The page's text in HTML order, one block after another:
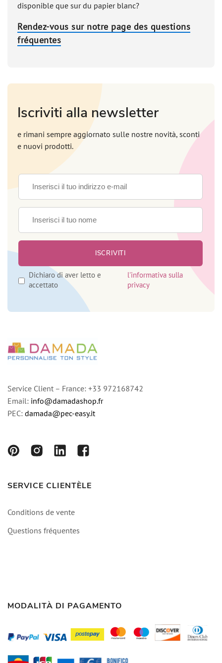
disponible que sur du papier blanc?
Rendez-vous sur notre page des questions
fréquentes
Iscriviti alla newsletter
e rimani sempre aggiornato sulle nostre novità, sconti
e nuovi prodotti.
Dichiaro di aver letto e
accettato
l'informativa sulla
privacy
Service Client – France: +33 972168742
Email: info@damadashop.fr
PEC: damada@pec-easy.it
SERVICE CLIENTÈLE
Conditions de vente
Questions fréquentes
MODALITÀ DI PAGAMENTO